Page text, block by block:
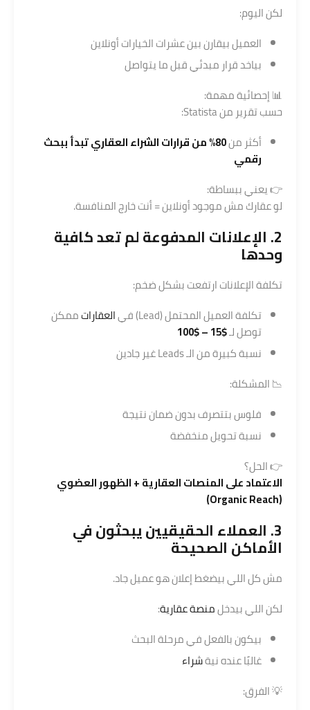
لكن اليوم:
العميل بيقارن بين عشرات الخيارات أونلاين
بياخد قرار مبدئي قبل ما يتواصل
📊 إحصائية مهمة:
حسب تقرير منStatista
:
أكثر من
80% من قرارات الشراء العقاري تبدأ ببحث
رقمي
👉 يعني ببساطة:
لو عقارك مش موجود أونلاين = أنت خارج المنافسة.
2. الإعلانات المدفوعة لم تعد كافية
وحدها
تكلفة الإعلانات ارتفعت بشكل ضخم:
تكلفة العميل المحتمل (Lead) في
العقاراتممكن
توصل لـ$15 – $100
نسبة كبيرة من الـ Leads غير جادين
📉 المشكلة:
فلوس بتتصرف بدون ضمان نتيجة
نسبة تحويل منخفضة
👉 الحل؟
الاعتماد علىالمنصات العقارية+ الظهور العضوي
(Organic Reach)
3. العملاء الحقيقيين يبحثون في
الأماكن الصحيحة
مش كل اللي بيضغط إعلان هو عميل جاد.
لكن اللي بيدخلمنصة عقارية:
بيكون بالفعل في مرحلة البحث
غالبًا عنده نيةشراء
💡 الفرق: